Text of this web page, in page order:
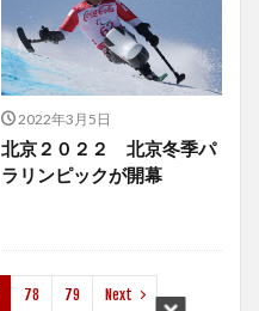
2022年3月5日
北京２０２２ 北京冬季パ
ラリンピックが開幕
78 79 Next